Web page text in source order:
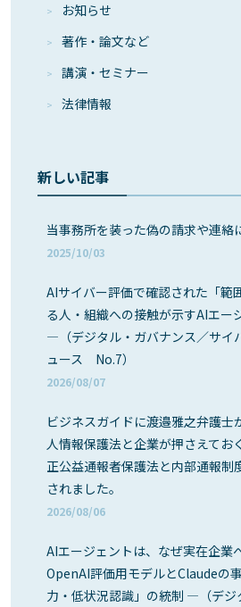
お知らせ
著作・論⽂など
講演・セミナー
法律情報
新しい記事
当事務所を装った偽の請求や連絡
2025/10/03
AIサイバー評価で確認された「範
る人・組織への接触が示すAIエー
―（デジタル・ガバナンス／サイ
ュース No.7）
2026/08/07
ビジネスガイドに渡邉雅之弁護士
人情報保護法と企業が押さえてお
正公益通報者保護法と内部通報制
されました。
2026/08/06
AIエージェントは、なぜ実在企
OpenAI評価用モデルとClaudeの
力・低状況認識」の統制 ―（デジ